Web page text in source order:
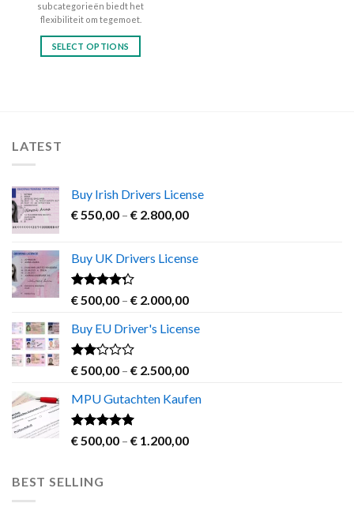
subcategorieën biedt het
flexibiliteit om tegemoet.
SELECT OPTIONS
be
chosen
product
page
LATEST
Buy Irish Drivers License
€550,00 – € 2.800,00Price
through
Buy UK Drivers License
Rated
out
of 5
€500,00 – € 2.000,00Price
€ 500,00
€ 2.000,00
Buy EU Driver's License
Rated
out
of 5
€500,00 – € 2.500,00Price
€ 500,00
€ 2.500,00
MPU Gutachten Kaufen
Rated5.00
out of 5
€500,00 – € 1.200,00Price
BEST SELLING